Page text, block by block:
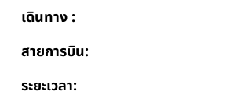
เดินทาง :
สายการบิน:
ระยะเวลา: